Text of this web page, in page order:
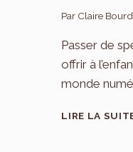
Par Claire
Passer de
offrir à
monde
LIRE LA